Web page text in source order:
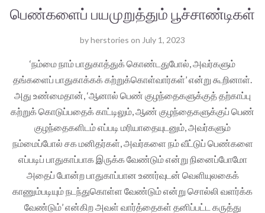
பெண்களைப் பயமுறுத்தும் பூச்சாண்டிகள்
byherstories on July 1, 2023
‘நம்மை நாம் பாதுகாத்துக் கொண்டதுபோல், அவர்களும்
தங்களைப் பாதுகாக்கக் கற்றுக்கொள்வார்கள்’ என்று கூறினாள்.
அது உண்மைதான், ‘ஆனால் பெண் குழந்தைகளுக்குத் தற்காப்பு
கற்றுக் கொடுப்பதைக் காட்டிலும், ஆண் குழந்தைகளுக்குப் பெண்
குழந்தைகளிடம் எப்படி மரியாதையுடனும், அவர்களும்
நம்மைப்போல் சக மனிதர்கள், அவர்களை நம் வீட்டுப் பெண்களை
எப்படிப் பாதுகாப்பாக இருக்க வேண்டும் என்று நினைப்போமோ
அதைப் போன்ற பாதுகாப்பான உணர்வுடன் வெளியுலகைக்
காணும்படியும் நடந்துகொள்ள வேண்டும் என்று சொல்லி வளர்க்க
வேண்டும்’ என்கிற அவள் வார்த்தைகள் தனிப்பட்ட கருத்து